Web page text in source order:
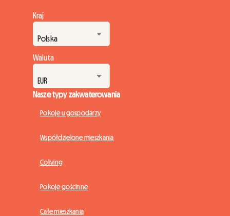
Kraj
Waluta
Nasze typy zakwaterowania
Pokoje u gospodarzy
Współdzielone mieszkania
Coliving
Pokoje gościnne
Całe mieszkania